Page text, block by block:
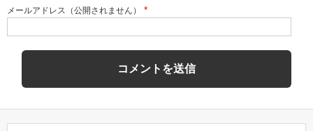
メールアドレス（公開されません） *